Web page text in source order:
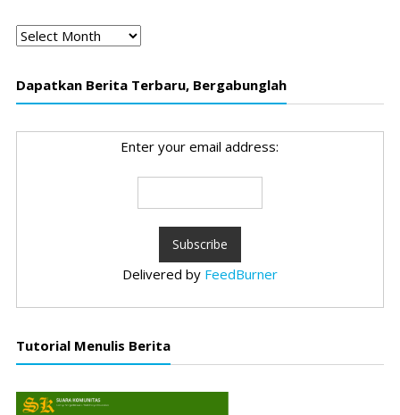
Arsip
Dapatkan Berita Terbaru, Bergabunglah
Enter your email address:
Delivered by FeedBurner
Tutorial Menulis Berita